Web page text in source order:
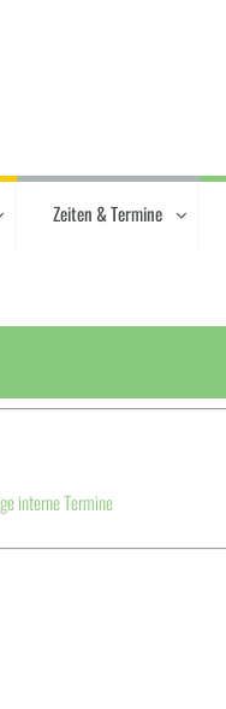
Zeiten & Termine
interne Termine